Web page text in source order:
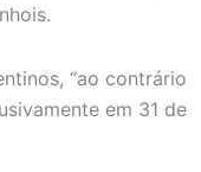
“ao contrário
em 31 de